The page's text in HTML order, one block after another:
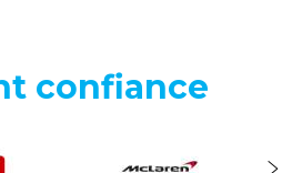
confiance